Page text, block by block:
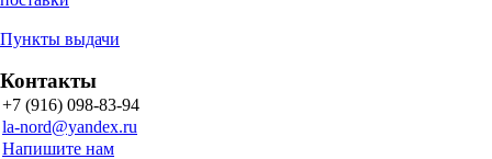
Пункты выдачи
Контакты
+7 (916) 098-83-94
la-nord@yandex.ru
Напишите нам